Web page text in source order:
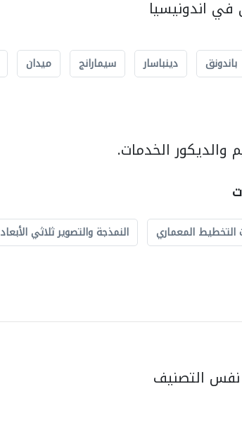
اندونيسيا
باندونق دينباسار سيمارانج ميدان
والديكور الخدمات.
المعماري النمذجة والتصوير ثلاثي الأبعاد
نفس التصنيف